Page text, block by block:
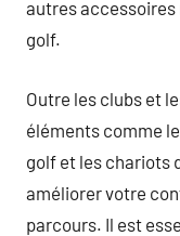
autres accessoires
golf.
Outre les clubs et
éléments comme
golf et les chariots
améliorer votre
parcours. Il est